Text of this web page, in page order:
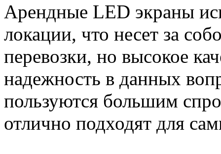
Арендные LED экраны
локации, что несет за
перевозки, но высокое
надежность в данных
пользуются большим
отлично подходят для